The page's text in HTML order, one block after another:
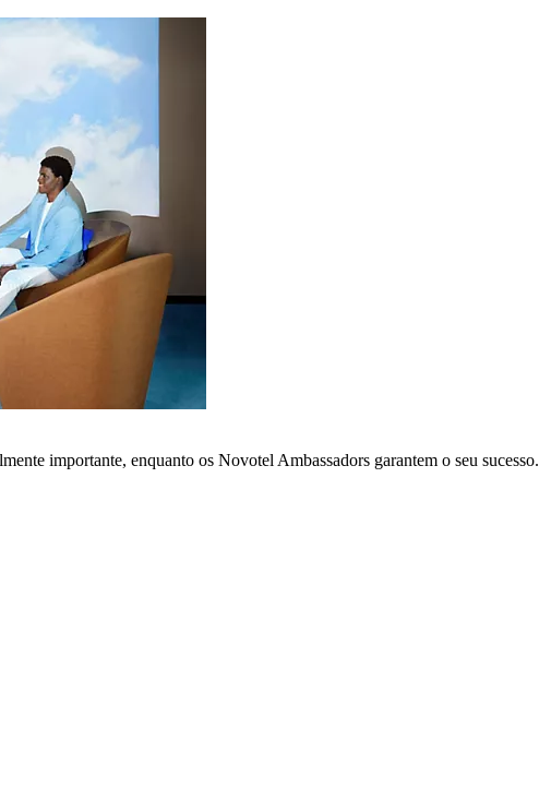
importante, enquanto os Novotel Ambassadors garantem o seu sucesso.